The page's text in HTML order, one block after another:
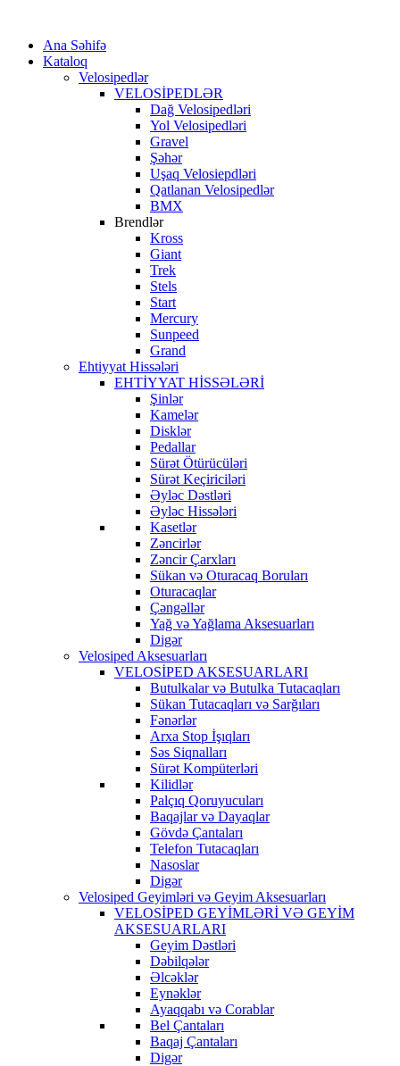
Ana Səhifə
Kataloq
Velosipedlər
VELOSİPEDLƏR
Dağ Velosipedləri
Yol Velosipedləri
Gravel
Şəhər
Uşaq Velosiepdləri
Qatlanan Velosipedlər
BMX
Brendlər
Kross
Giant
Trek
Stels
Start
Mercury
Sunpeed
Grand
Ehtiyyat Hissələri
EHTİYYAT HİSSƏLƏRİ
Şinlər
Kamelər
Disklər
Pedallar
Sürət Ötürücüləri
Sürət Keçiriciləri
Əyləc Dəstləri
Əyləc Hissələri
Kasetlər
Zəncirlər
Zəncir Çarxları
Sükan və Oturacaq Boruları
Oturacaqlar
Çəngəllər
Yağ və Yağlama Aksesuarları
Digər
Velosiped Aksesuarları
VELOSİPED AKSESUARLARI
Butulkalar və Butulka Tutacaqları
Sükan Tutacaqları və Sarğıları
Fənərlər
Arxa Stop İşıqları
Səs Siqnalları
Sürət Kompüterləri
Kilidlər
Palçıq Qoruyucuları
Baqajlar və Dayaqlar
Gövdə Çantaları
Telefon Tutacaqları
Nasoslar
Digər
Velosiped Geyimləri və Geyim Aksesuarları
VELOSİPED GEYİMLƏRİ VƏ GEYİM
AKSESUARLARI
Geyim Dəstləri
Dəbilqələr
Əlcəklər
Eynəklər
Ayaqqabı və Corablar
Bel Çantaları
Baqaj Çantaları
Digər